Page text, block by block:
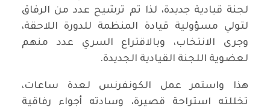
لجنة قيادية جديدة، لذا تم ترشيح عدد من الرفاق
لتولي مسؤولية قيادة المنظمة للدورة اللاحقة،
وجرى الانتخاب، وبالاقتراع السري عدد منهم
لعضوية اللجنة القيادية الجديدة.
هذا واستمر عمل الكونفرنس لعدة ساعات،
تخللته استراحة قصيرة، وسادته أجواء رفاقية